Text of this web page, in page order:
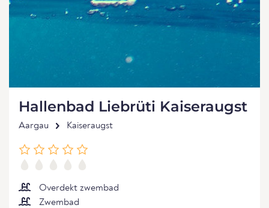
Hallenbad Liebrüti Kaiseraugst
Aargau Kaiseraugst
Overdekt zwembad
Zwembad